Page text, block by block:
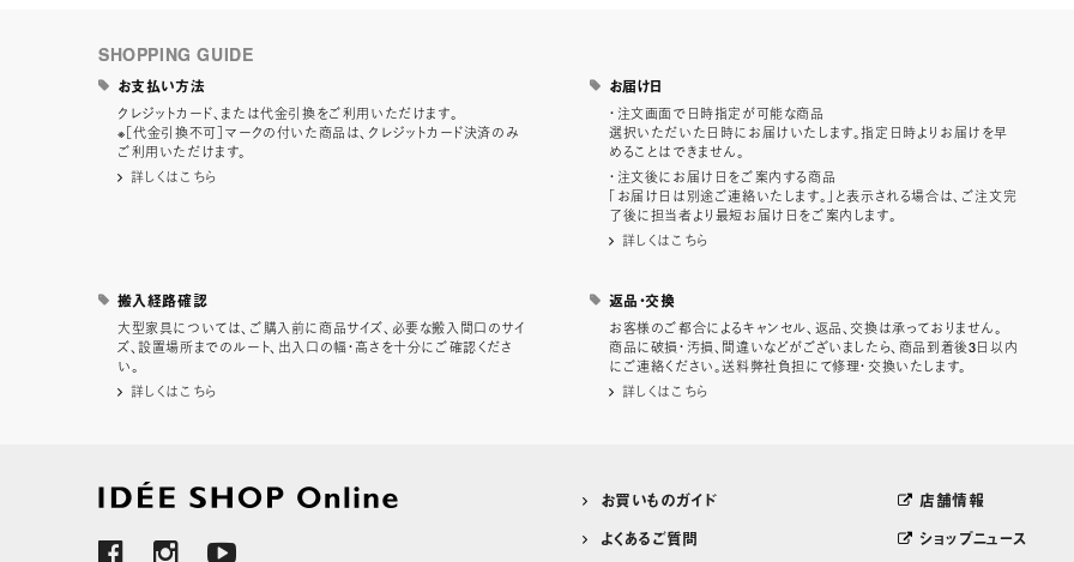
SHOPPING GUIDE
お支払い方法
クレジットカード、または代金引換をご利用いただけます。
※［代金引換不可］マークの付いた商品は、クレジットカード決済のみ
ご利用いただけます。
詳しくはこちら
お届け日
・注文画面で日時指定が可能な商品
選択いただいた日時にお届けいたします。指定日時よりお届けを早
めることはできません。
・注文後にお届け日をご案内する商品
「お届け日は別途ご連絡いたします。」と表示される場合は、ご注文完
了後に担当者より最短お届け日をご案内します。
詳しくはこちら
搬入経路確認
大型家具については、ご購入前に商品サイズ、必要な搬入間口のサイ
ズ、設置場所までのルート、出入口の幅・高さを十分にご確認くださ
い。
詳しくはこちら
返品・交換
お客様のご都合によるキャンセル、返品、交換は承っておりません。
商品に破損・汚損、間違いなどがございましたら、商品到着後3日以内
にご連絡ください。送料弊社負担にて修理・交換いたします。
詳しくはこちら
お買いものガイド
よくあるご質問
店舗情報
ショップニュース